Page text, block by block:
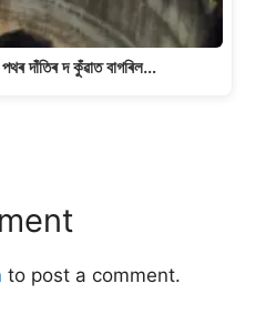
পথৰ দাঁতিৰ দ কুঁৱাত বাগৰিল…
to post a comment.